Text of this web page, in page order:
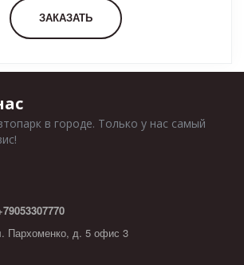
ЗАКАЗАТЬ
в городе. Только у нас самый
Пархоменко, д. 5 офис 3